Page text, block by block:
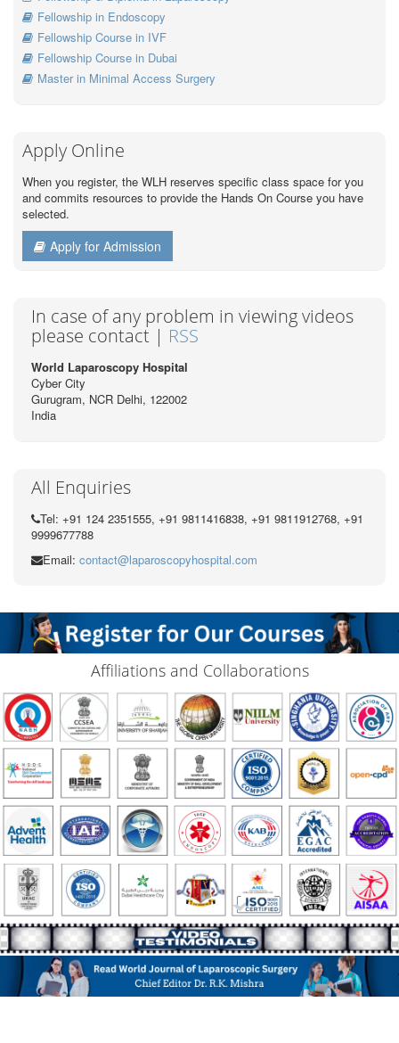
Fellowship in Endoscopy
Fellowship Course in IVF
Fellowship Course in Dubai
Master in Minimal Access Surgery
Apply Online
When you register, the WLH reserves specific class space for you
and commits resources to provide the Hands On Course you have
selected.
Apply for Admission
In case of any problem in viewing videos
please contact | RSS
World Laparoscopy Hospital
Cyber City
Gurugram, NCR Delhi, 122002
India
All Enquiries
Tel: +91 124 2351555, +91 9811416838, +91 9811912768, +91
9999677788
Email: contact@laparoscopyhospital.com
Affiliations and Collaborations